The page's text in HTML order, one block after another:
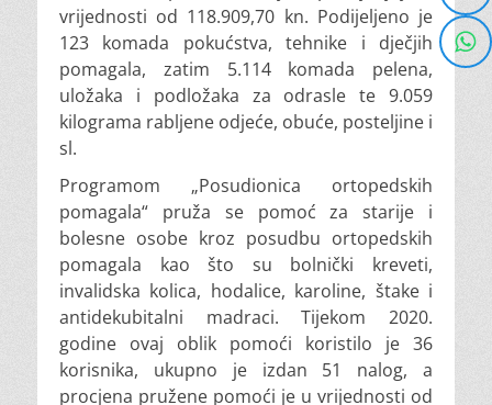
vrijednosti od 118.909,70 kn. Podijeljeno je
123 komada pokućstva, tehnike i dječjih
pomagala, zatim 5.114 komada pelena,
uložaka i podložaka za odrasle te 9.059
kilograma rabljene odjeće, obuće, posteljine i
sl.
Programom „Posudionica ortopedskih
pomagala“ pruža se pomoć za starije i
bolesne osobe kroz posudbu ortopedskih
pomagala kao što su bolnički kreveti,
invalidska kolica, hodalice, karoline, štake i
antidekubitalni madraci. Tijekom 2020.
godine ovaj oblik pomoći koristilo je 36
korisnika, ukupno je izdan 51 nalog, a
procjena pružene pomoći je u vrijednosti od